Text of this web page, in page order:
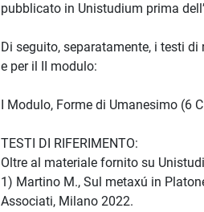
pubblicato in Unistudium prima
Di seguito, separatamente, i testi
e per il II modulo:
I Modulo, Forme di Umanesimo (6
TESTI DI RIFERIMENTO:
Oltre al materiale fornito su
1) Martino M., Sul metaxú in
Associati, Milano 2022.